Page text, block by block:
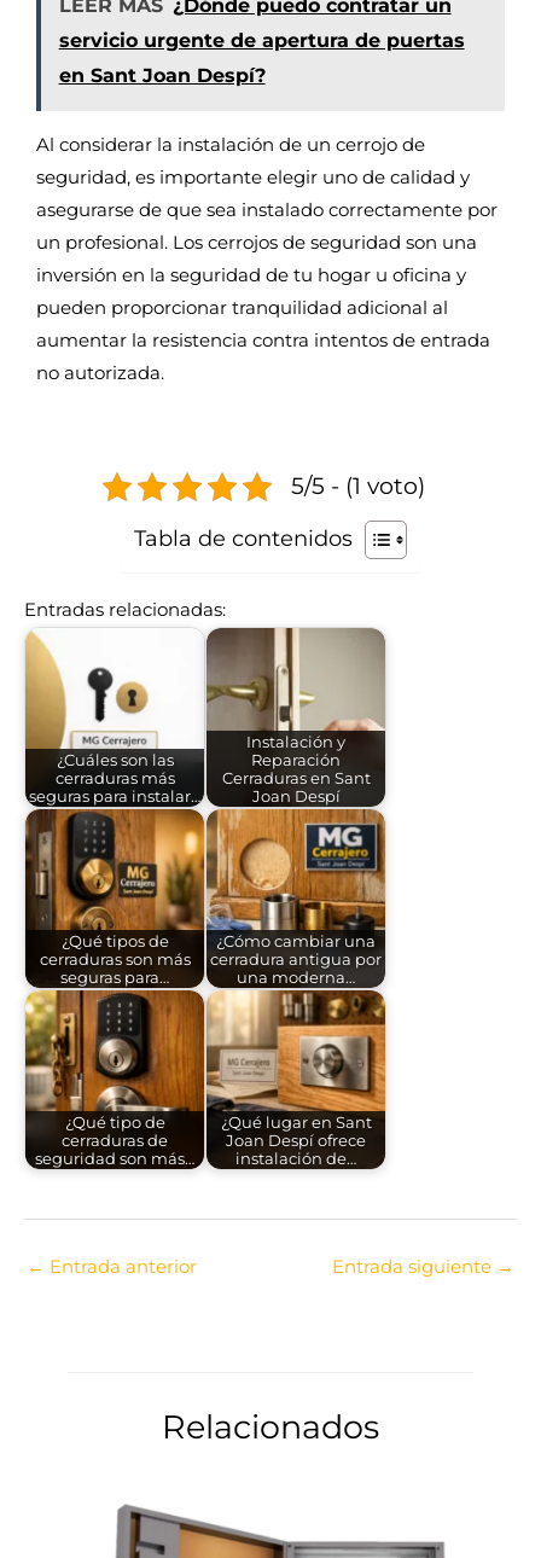
LEER MÁS ¿Dónde puedo contratar un
servicio urgente de apertura de puertas
en Sant Joan Despí?
Al considerar la instalación de un cerrojo de
seguridad, es importante elegir uno de calidad y
asegurarse de que sea instalado correctamente por
un profesional. Los cerrojos de seguridad son una
inversión en la seguridad de tu hogar u oficina y
pueden proporcionar tranquilidad adicional al
aumentar la resistencia contra intentos de entrada
no autorizada.
5/5 - (1 voto)
Tabla de contenidos
Entradas relacionadas:
¿Cuáles son las
cerraduras más
seguras para instalar…
Instalación y
Reparación
Cerraduras en Sant
Joan Despí
¿Qué tipos de
cerraduras son más
seguras para…
¿Cómo cambiar una
cerradura antigua por
una moderna…
¿Qué tipo de
cerraduras de
seguridad son más…
¿Qué lugar en Sant
Joan Despí ofrece
instalación de…
← Entrada anterior Entrada siguiente →
Relacionados